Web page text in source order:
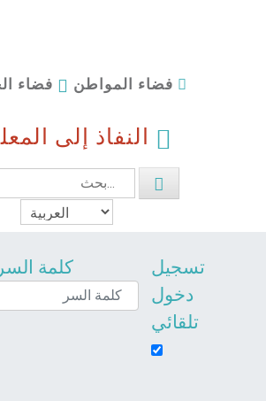
فضاء المواطن
كلمة السر
تسجيل
دخول
تلقائي